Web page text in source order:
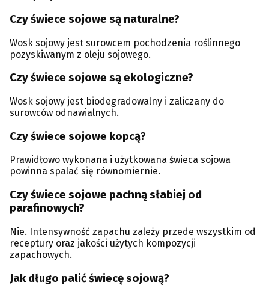
Czy świece sojowe są naturalne?
Wosk sojowy jest surowcem pochodzenia roślinnego
pozyskiwanym z oleju sojowego.
Czy świece sojowe są ekologiczne?
Wosk sojowy jest biodegradowalny i zaliczany do
surowców odnawialnych.
Czy świece sojowe kopcą?
Prawidłowo wykonana i użytkowana świeca sojowa
powinna spalać się równomiernie.
Czy świece sojowe pachną słabiej od
parafinowych?
Nie. Intensywność zapachu zależy przede wszystkim od
receptury oraz jakości użytych kompozycji
zapachowych.
Jak długo palić świecę sojową?